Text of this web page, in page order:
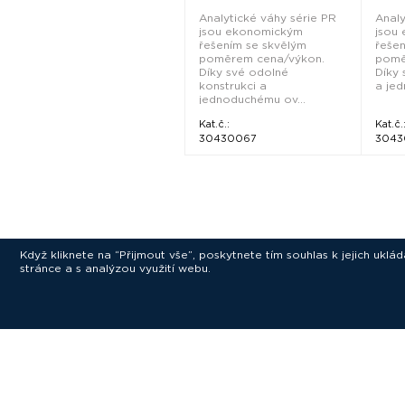
Analytické váhy série PR
jsou ekonomickým
řešením se skvělým
poměrem cena/výkon.
Díky své odolné
konstrukci a
jednoduchému ov...
Kat.č.:
30430067
jsou
Díky
a
Kat.č.:
Když kliknete na “Přijmout vše”, poskytnete tím souhlas k jejich
stránce a s analýzou využití webu.